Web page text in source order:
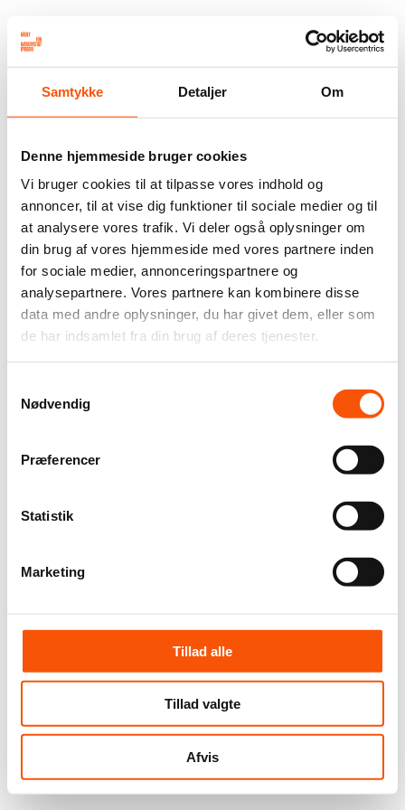
Samtykke Detaljer Om
Denne hjemmeside bruger cookies
Vi bruger cookies til at tilpasse vores indhold og
annoncer, til at vise dig funktioner til sociale medier og til
at analysere vores trafik. Vi deler også oplysninger om
din brug af vores hjemmeside med vores partnere inden
for sociale medier, annonceringspartnere og
analysepartnere. Vores partnere kan kombinere disse
data med andre oplysninger, du har givet dem, eller som
de har indsamlet fra din brug af deres tjenester.
Nødvendig
Præferencer
Statistik
Marketing
Tillad alle
Tillad valgte
Afvis